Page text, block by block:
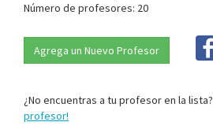
Número de profesores: 20
Agrega un Nuevo Profesor
¿No encuentras a tu profesor en la lista?
profesor!